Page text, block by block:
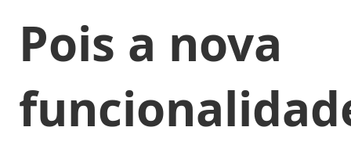
Pois a nova